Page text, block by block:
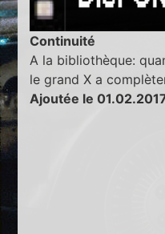
Continuité
A la bibliothèque:
le grand X a
Ajoutée le